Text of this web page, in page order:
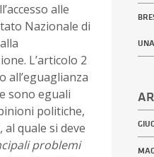
alle
Nazionale di
L’articolo 2
all’eguaglianza
sono eguali
politiche,
quale si deve
problemi